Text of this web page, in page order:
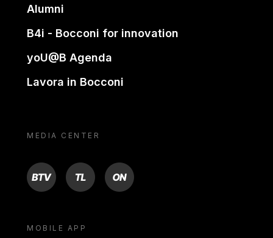
Alumni
B4i - Bocconi for innovation
yoU@B Agenda
Lavora in Bocconi
MEDIA CENTER
BTV TL ON
MOBILE APP